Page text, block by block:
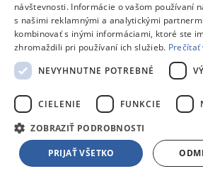
Stojany na nože
Tescoma ONLINE- Blok na nože a
Doprava zdarma
Na objednávku
33,30 € s DPH
Pridať do košíka
Porovnať
návštevnosti. Informácie o vašom používaní
s našimi reklamnými a analytickými
kombinovať s inými informáciami, ktoré ste
zhromaždili pri používaní ich služieb. Prečítať
NEVYHNUTNE POTREBNÉ
CIELENIE FUNKCIE
ZOBRAZIŤ PODROBNOSTI
PRIJAŤ VŠETKO